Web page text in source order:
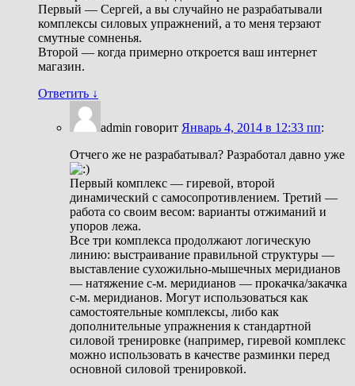
Первый — Сергей, а вы случайно не разрабатывали
комплексы силовых упражнений, а то меня терзают
смутные сомненья.
Второй — когда примерно откроется ваш интернет
магазин.
Ответить ↓
admin говорит Январь 4, 2014 в 12:33 пп:
Отчего же не разрабатывал? Разработал давно уже
Первый комплекс — гиревой, второй
динамический с самосопротивлением. Третий —
работа со своим весом: варианты отжиманий и
упоров лежа.
Все три комплекса продолжают логическую
линию: выстраивание правильной структуры —
выставление сухожильно-мышечных меридианов
— натяжение с-м. меридианов — прокачка/закачка
с-м. меридианов. Могут использоваться как
самостоятельные комплексы, либо как
дополнительные упражнения к стандартной
силовой тренировке (например, гиревой комплекс
можно использовать в качестве разминки перед
основной силовой тренировкой.